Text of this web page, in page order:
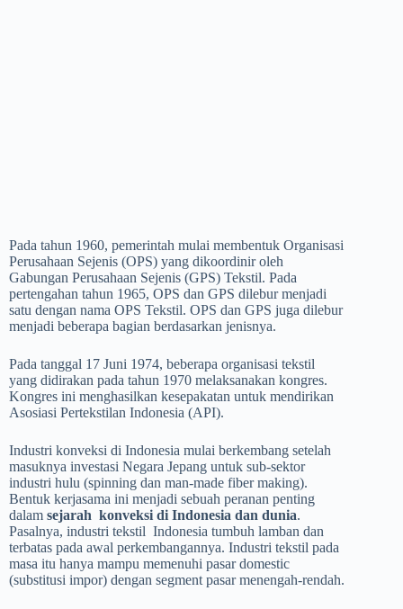
Pada tahun 1960, pemerintah mulai membentuk Organisasi
Perusahaan Sejenis (OPS) yang dikoordinir oleh
Gabungan Perusahaan Sejenis (GPS) Tekstil. Pada
pertengahan tahun 1965, OPS dan GPS dilebur menjadi
satu dengan nama OPS Tekstil. OPS dan GPS juga dilebur
menjadi beberapa bagian berdasarkan jenisnya.
Pada tanggal 17 Juni 1974, beberapa organisasi tekstil
yang didirakan pada tahun 1970 melaksanakan kongres.
Kongres ini menghasilkan kesepakatan untuk mendirikan
Asosiasi Pertekstilan Indonesia (API).
Industri konveksi di Indonesia mulai berkembang setelah
masuknya investasi Negara Jepang untuk sub-sektor
industri hulu (spinning dan man-made fiber making).
Bentuk kerjasama ini menjadi sebuah peranan penting
dalam sejarah konveksi di Indonesia dan dunia.
Pasalnya, industri tekstil Indonesia tumbuh lamban dan
terbatas pada awal perkembangannya. Industri tekstil pada
masa itu hanya mampu memenuhi pasar domestic
(substitusi impor) dengan segment pasar menengah-rendah.